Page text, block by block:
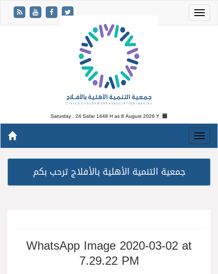
Saturday , 24 Safar 1448 H as8 August 2026 Y
جمعية التنمية الأهلية بالأفلاج ترحب بكم
WhatsApp Image 2020-03-02 at
7.29.22 PM